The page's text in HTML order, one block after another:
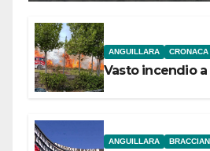
ANGUILLARA CRONACA
Vasto incendio
ANGUILLARA